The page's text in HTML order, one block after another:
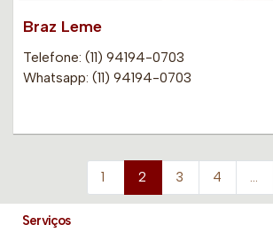
Braz Leme
Telefone: (11) 94194-0703
Whatsapp: (11) 94194-0703
1 2 3 4 …
Serviços